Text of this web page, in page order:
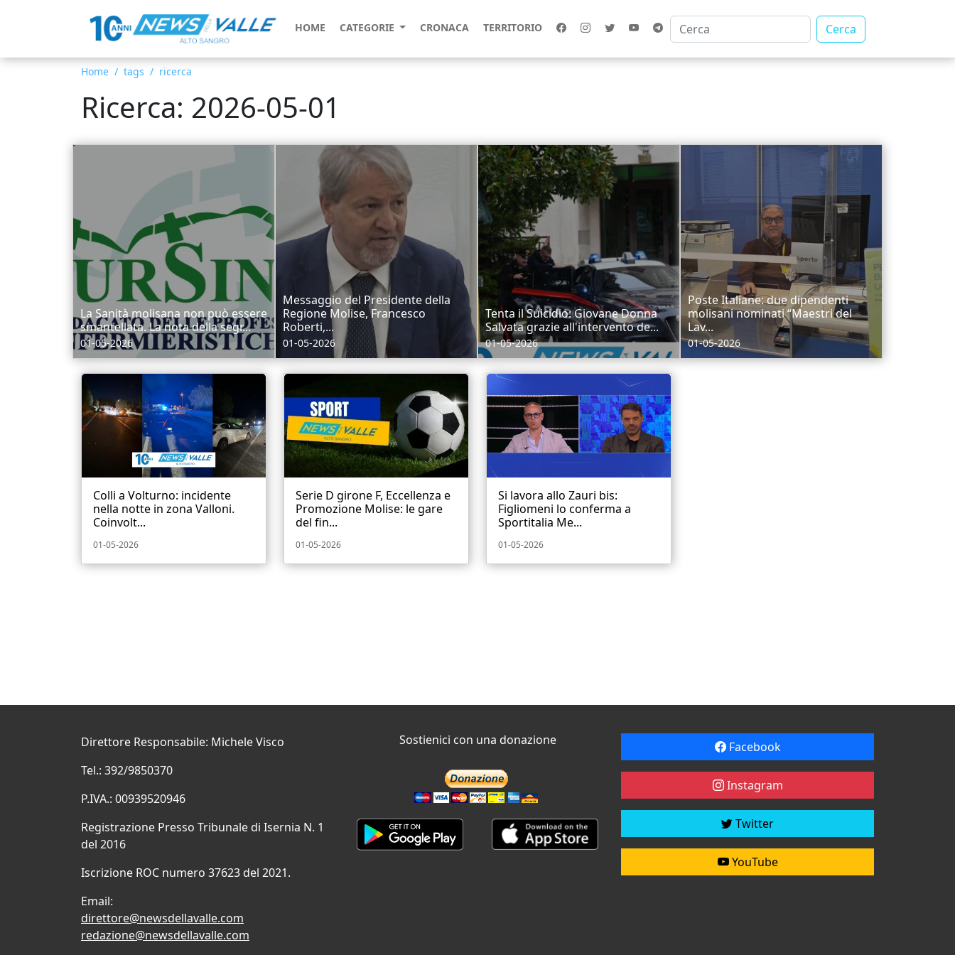
HOME CATEGORIE CRONACA TERRITORIO Cerca
Home tags ricerca
Ricerca: 2026-05-01
La Sanità molisana non può essere
smantellata. La nota della segr...
01-05-2026
Messaggio del Presidente della
Regione Molise, Francesco
Roberti,...
01-05-2026
Tenta il Suicidio: Giovane Donna
Salvata grazie all'intervento de...
01-05-2026
Poste Italiane: due dipendenti
molisani nominati “Maestri del
Lav...
01-05-2026
Colli a Volturno: incidente
nella notte in zona Valloni.
Coinvolt...
01-05-2026
Serie D girone F, Eccellenza e
Promozione Molise: le gare
del fin...
01-05-2026
Si lavora allo Zauri bis:
Figliomeni lo conferma a
Sportitalia Me...
01-05-2026
Direttore Responsabile: Michele Visco
Tel.: 392/9850370
P.IVA.: 00939520946
Registrazione Presso Tribunale di Isernia N. 1
del 2016
Iscrizione ROC numero 37623 del 2021.
Email:
direttore@newsdellavalle.com
redazione@newsdellavalle.com
Sostienici con una donazione Facebook
Instagram
Twitter
YouTube